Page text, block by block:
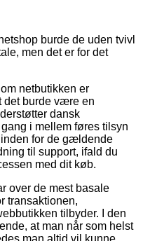
burde de uden tvivl
men det er for det
netbutikken er
det burde være en
dansk
i mellem føres tilsyn
for de gældende
til support, ifald du
med dit køb.
over de mest basale
transaktionen,
tilbyder. I den
at man når som helst
man altid vil kunne